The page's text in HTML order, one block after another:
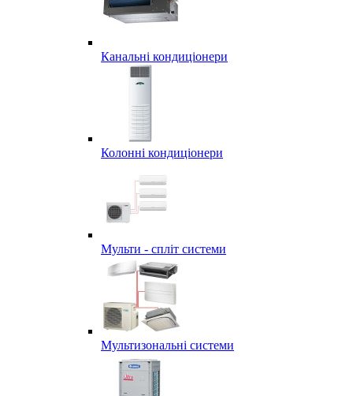
Канальні кондиціонери
Колонні кондиціонери
Мульти - спліт системи
Мультизональні системи